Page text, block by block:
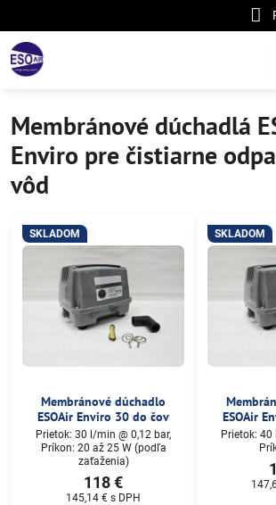
Membránové dúchadlá
Enviro pre čistiarne
vôd
SKLADOM
Membránové dúchadlo
ESOAir Enviro 30 do čov
Prietok: 30 l/min @ 0,12 bar,
Príkon: 20 až 25 W (podľa
zaťaženia)
118 €
145,14 € s DPH
SKLADOM
ESOAir
Prietok: 40